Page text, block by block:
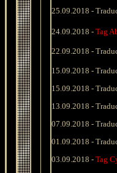
25.09.2018 -
24.09.2018 - Tag
22.09.2018 -
15.09.2018 -
15.09.2018 -
13.09.2018 -
07.09.2018 -
01.09.2018 -
03.09.2018 - Tag